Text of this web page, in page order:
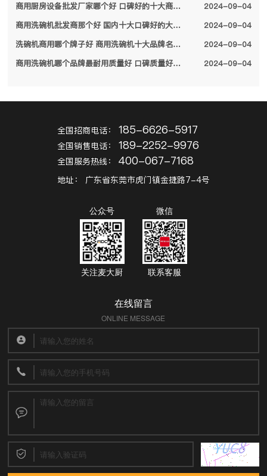
商用厨房设备批发厂家哪个好 口碑好的十大商用厨房设备厂家名单2024
2024-09-04
商用洗碗机批发商那个好 国内十大口碑好的大型商用洗碗机厂家名单2024
2024-09-04
洗碗机商用哪个牌子好 商用洗碗机十大品牌名单2024
2024-09-04
商用洗碗机哪个品牌最耐用质量好 口碑质量好的十大商用洗碗机品牌2024
2024-09-04
全国招商电话： 185-6626-5917
全国销售电话： 189-2252-9976
全国服务热线： 400-067-7168
地址： 广东省东莞市虎门镇金捷路7-4号
公众号
关注麦大厨
微信
联系客服
在线留言
ONLINE MESSAGE